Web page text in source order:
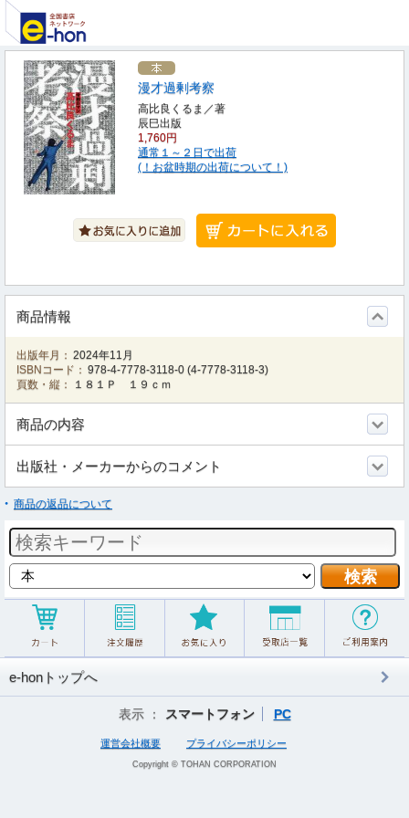
漫才過剰考察
高比良くるま／著
辰巳出版
1,760円
通常１～２日で出荷
(！お盆時期の出荷について！)
商品情報
出版年月： 2024年11月
ISBNコード： 978-4-7778-3118-0 (4-7778-3118-3)
頁数・縦：
１８１Ｐ １９ｃｍ
商品の内容
出版社・メーカーからのコメント
商品の返品について
e-honトップへ
表示 ： スマートフォン PC
運営会社概要 プライバシーポリシー
Copyright © TOHAN CORPORATION